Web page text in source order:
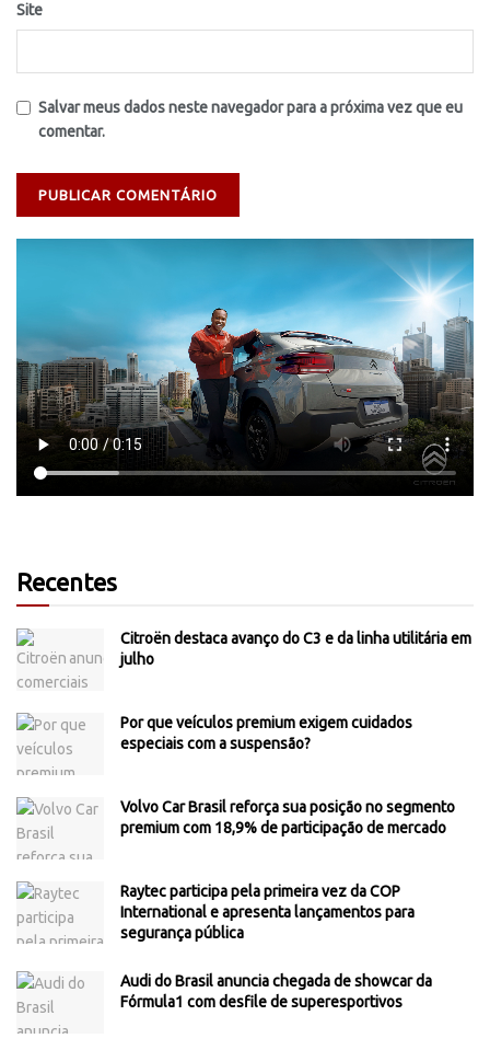
Site
Salvar meus dados neste navegador para a próxima vez que eu
comentar.
Recentes
Citroën destaca avanço do C3 e da linha utilitária em
julho
Por que veículos premium exigem cuidados
especiais com a suspensão?
Volvo Car Brasil reforça sua posição no segmento
premium com 18,9% de participação de mercado
Raytec participa pela primeira vez da COP
International e apresenta lançamentos para
segurança pública
Audi do Brasil anuncia chegada de showcar da
Fórmula1 com desfile de superesportivos